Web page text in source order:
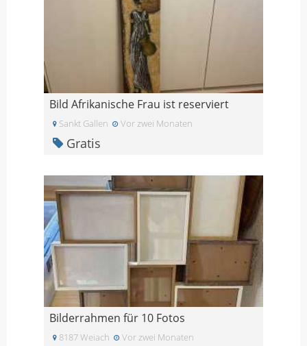
Bild Afrikanische Frau ist reserviert
Sankt Gallen Vor zwei Monaten
Gratis
Bilderrahmen für 10 Fotos
8187 Weiach Vor zwei Monaten